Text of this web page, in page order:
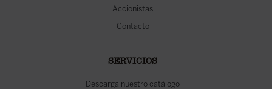
Accionistas
Contacto
SERVICIOS
Descarga nuestro catálogo